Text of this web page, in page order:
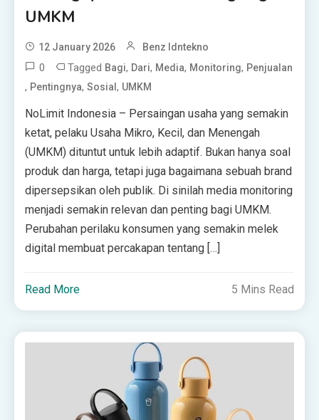
UMKM
12 January 2026 Benz Idntekno
0 Tagged Bagi, Dari, Media, Monitoring, Penjualan
, Pentingnya,Sosial, UMKM
NoLimit Indonesia – Persaingan usaha yang semakin
ketat, pelaku Usaha Mikro, Kecil, dan Menengah
(UMKM) dituntut untuk lebih adaptif. Bukan hanya soal
produk dan harga, tetapi juga bagaimana sebuah brand
dipersepsikan oleh publik. Di sinilah media monitoring
menjadi semakin relevan dan penting bagi UMKM.
Perubahan perilaku konsumen yang semakin melek
digital membuat percakapan tentang […]
Read More 5 Mins Read